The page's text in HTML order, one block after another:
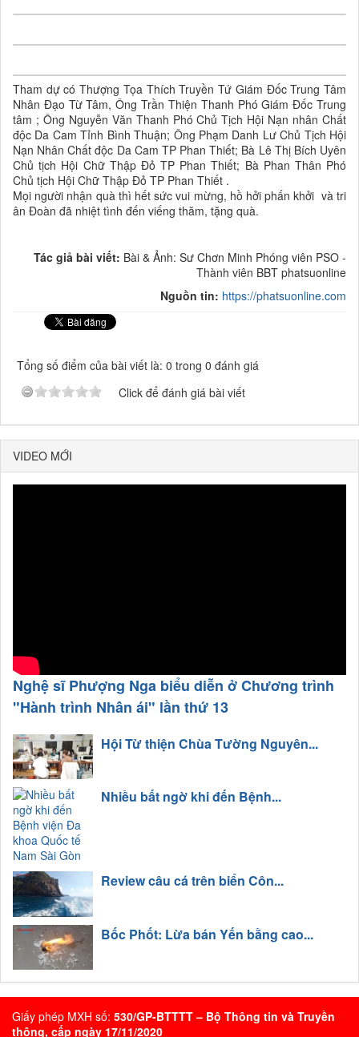
Tham dự có Thượng Tọa Thích Truyền Tứ Giám Đốc Trung Tâm
Nhân Đạo Từ Tâm, Ông Trần Thiện Thanh Phó Giám Đốc Trung
tâm ; Ông Nguyễn Văn Thanh Phó Chủ Tịch Hội Nạn nhân Chất
độc Da Cam Tỉnh Bình Thuận; Ông Phạm Danh Lư Chủ Tịch Hội
Nạn Nhân Chất độc Da Cam TP Phan Thiết; Bà Lê Thị Bích Uyên
Chủ tịch Hội Chữ Thập Đỏ TP Phan Thiết; Bà Phan Thân Phó
Chủ tịch Hội Chữ Thập Đỏ TP Phan Thiết .
Mọi người nhận quà thì hết sức vui mừng, hồ hởi phấn khởi và tri
ân Đoàn đã nhiệt tình đến viếng thăm, tặng quà.
Tác giả bài viết: Bài & Ảnh: Sư Chơn Minh Phóng viên PSO -
Thành viên BBT phatsuonline
Nguồn tin: https://phatsuonline.com
Tổng số điểm của bài viết là: 0 trong 0 đánh giá
Click để đánh giá bài viết
VIDEO MỚI
Nghệ sĩ Phượng Nga biểu diễn ở Chương trình
"Hành trình Nhân ái" lần thứ 13
Hội Từ thiện Chùa Tường Nguyên...
Nhiều bất ngờ khi đến Bệnh...
Review câu cá trên biển Côn...
Bốc Phốt: Lừa bán Yến bằng cao...
Giấy phép MXH số: 530/GP-BTTTT – Bộ Thông tin và Truyền
thông, cấp ngày 17/11/2020